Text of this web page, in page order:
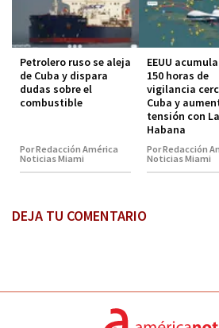
Petrolero ruso se aleja
de Cuba y dispara
dudas sobre el
combustible
Por Redacción América
Noticias Miami
EEUU
150 horas de
vigilancia
Cuba y
tensión con La
Habana
Por Redacción
Noticias Miami
DEJA TU COMENTARIO